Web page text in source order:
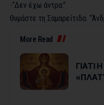
-“Δεν έχω άντρα.”
Θυμάστε τη Σαμαρείτιδα.
More Read
ΓΙΑΤΙ